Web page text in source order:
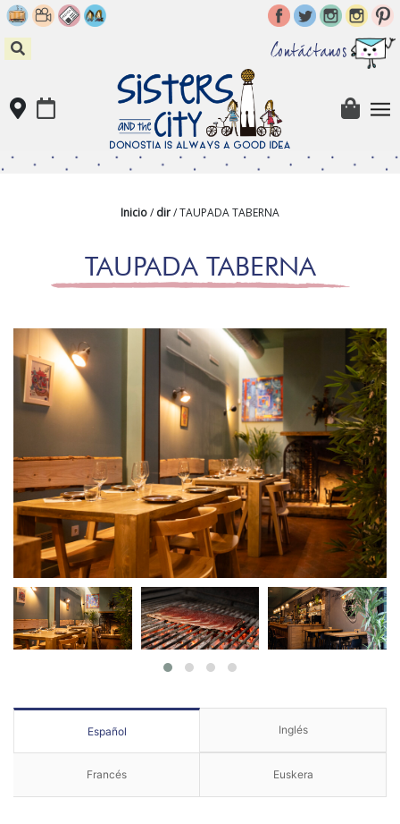
Skip
to
content
Contáctanos
Inicio/ dir/ TAUPADA TABERNA
TAUPADA TABERNA
Español Inglés
Francés Euskera